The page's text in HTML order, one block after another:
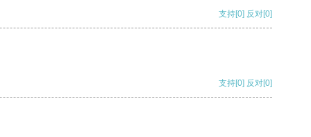
支持[0] 反对[0]
支持[0] 反对[0]